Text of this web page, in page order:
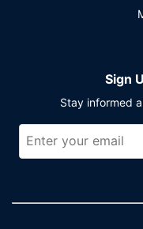
Sign
Stay informed